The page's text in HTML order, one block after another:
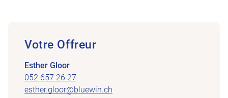
Votre Offreur
Esther Gloor
052 657 26 27
esther.gloor@bluewin.ch